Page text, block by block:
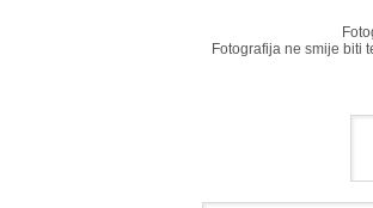
Fotografija ne smije biti